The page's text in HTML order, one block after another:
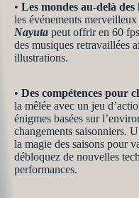
• Les mondes au-delà des
les événements merveilleux
Nayuta peut offrir en 60
des musiques retravaillées
illustrations.
• Des compétences pour
la mêlée avec un jeu
énigmes basées sur
changements saisonniers.
la magie des saisons pour
débloquez de nouvelles
performances.